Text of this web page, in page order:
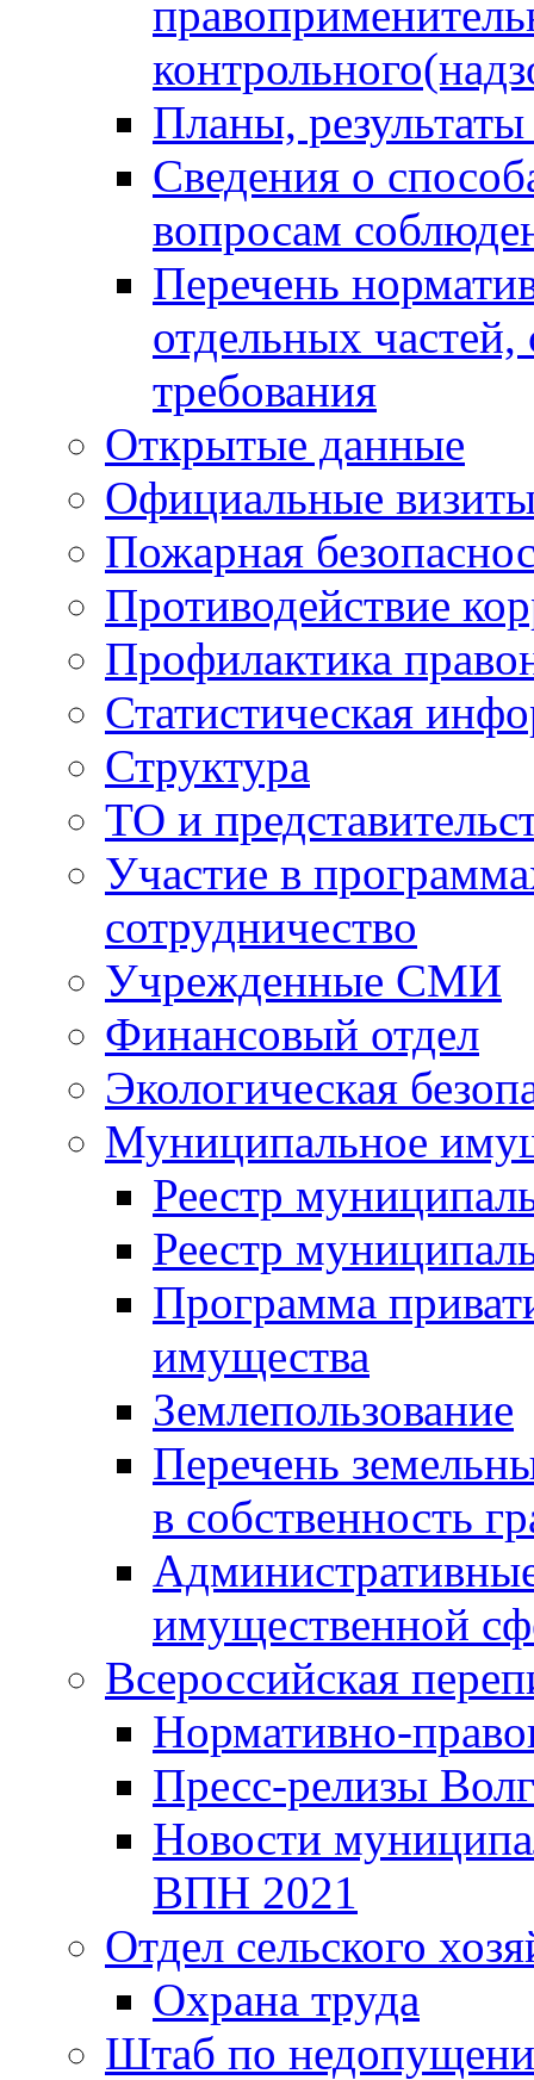
Планы,
Сведения о
вопросам
Перечень
отдельных
требования
Открытые данные
Официальные
Пожарная
Противодействие
Профилактика
Статистическая
Структура
ТО и
Участие в
сотрудничество
Учрежденные СМИ
Финансовый отдел
Экологическая
Муниципальное
Реестр
Реестр
Программа
имущества
Землепользование
Перечень
в собственность
имущественной
Всероссийская
Нормативно-
Пресс-релизы
Новости
ВПН 2021
Отдел сельского
Охрана труда
Штаб по